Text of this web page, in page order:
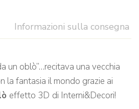
Informazioni sulla consegna
un oblò”…recitava una vecchia
la fantasia il mondo grazie ai
effetto 3D di Interni&Decori!